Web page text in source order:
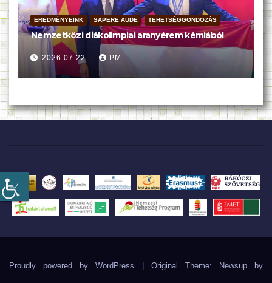
EREDMÉNYEINK SAPERE AUDE TEHETSÉGGONDOZÁS
Nemzetközi diákolimpiai aranyérem kémiából
2026.07.22. PM
Proudly powered by WordPress Original Theme: Newsup by